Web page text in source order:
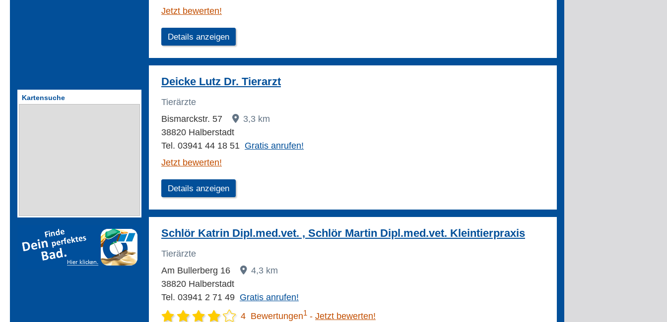
Jetzt bewerten!
Details anzeigen
Deicke Lutz Dr. Tierarzt
Tierärzte
Bismarckstr. 57
3,3 km
38820 Halberstadt
Tel. 03941 44 18 51 Gratis anrufen!
Jetzt bewerten!
Details anzeigen
Schlör Katrin Dipl.med.vet. , Schlör Martin Dipl.med.vet. Kleintierpraxis
Tierärzte
Am Bullerberg 16
4,3 km
38820 Halberstadt
Tel. 03941 2 71 49 Gratis anrufen!
4 Bewertungen1 Jetzt bewerten!
Kartensuche